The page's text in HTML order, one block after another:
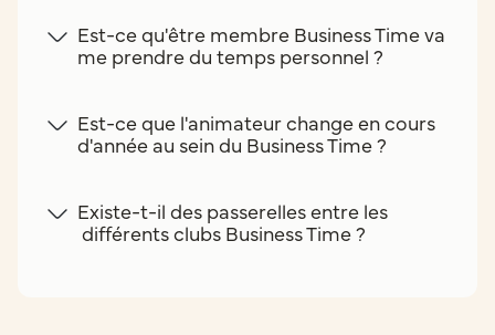
Est-ce qu'être membre Business Time va
me prendre du temps personnel ?
Est-ce que l'animateur change en cours
d'année au sein du Business Time ?
Existe-t-il des passerelles entre les
différents clubs Business Time ?